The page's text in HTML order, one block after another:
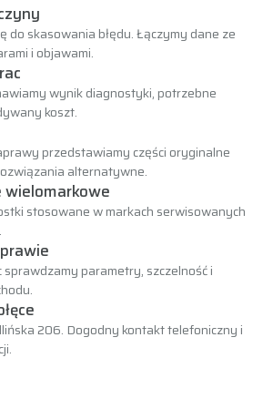
do skasowania błędu. Łączymy dane ze
i objawami.
wynik diagnostyki, potrzebne
koszt.
przedstawiamy części oryginalne
alternatywne.
wielomarkowe
stosowane w markach serwisowanych
parametry, szczelność i
206. Dogodny kontakt telefoniczny i